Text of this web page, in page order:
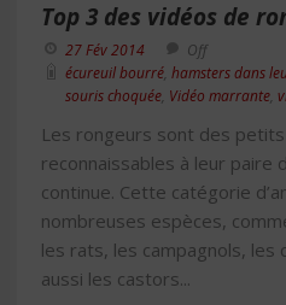
Top 3 des vidéos de
27 Fév 2014
Off
écureuil bourré hamsters dans
souris choquée Vidéo marrante
Les rongeurs sont des
reconnaissables à leur paire
continue. Cette catégorie
nombreuses espèces,
les rats, les campagnols, les
aussi les castors...